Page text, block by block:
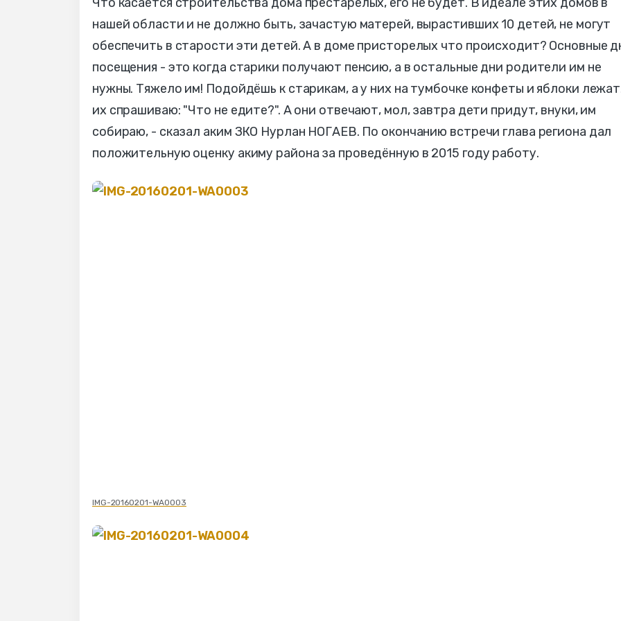
Что касается строительства дома престарелых, его не будет. В идеале этих домов в
нашей области и не должно быть, зачастую матерей, вырастивших 10 детей, не могут
обеспечить в старости эти детей. А в доме присторелых что происходит? Основные
посещения - это когда старики получают пенсию, а в остальные дни родители им не
нужны. Тяжело им! Подойдёшь к старикам, а у них на тумбочке конфеты и яблоки
их спрашиваю: "Что не едите?". А они отвечают, мол, завтра дети придут, внуки, им
собираю, - сказал аким ЗКО Нурлан НОГАЕВ. По окончанию встречи глава региона дал
положительную оценку акиму района за проведённую в 2015 году работу.
IMG-20160201-WA0003